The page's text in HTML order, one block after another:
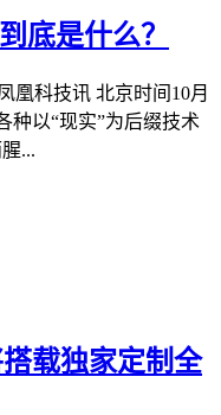
底是什么？
凰科技讯 北京时间10月
种以“现实”为后缀技术
...
载独家定制全